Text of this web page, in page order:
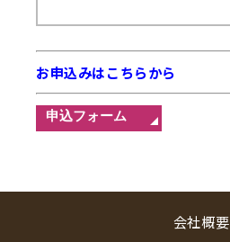
お申込みはこちらから
会社概要